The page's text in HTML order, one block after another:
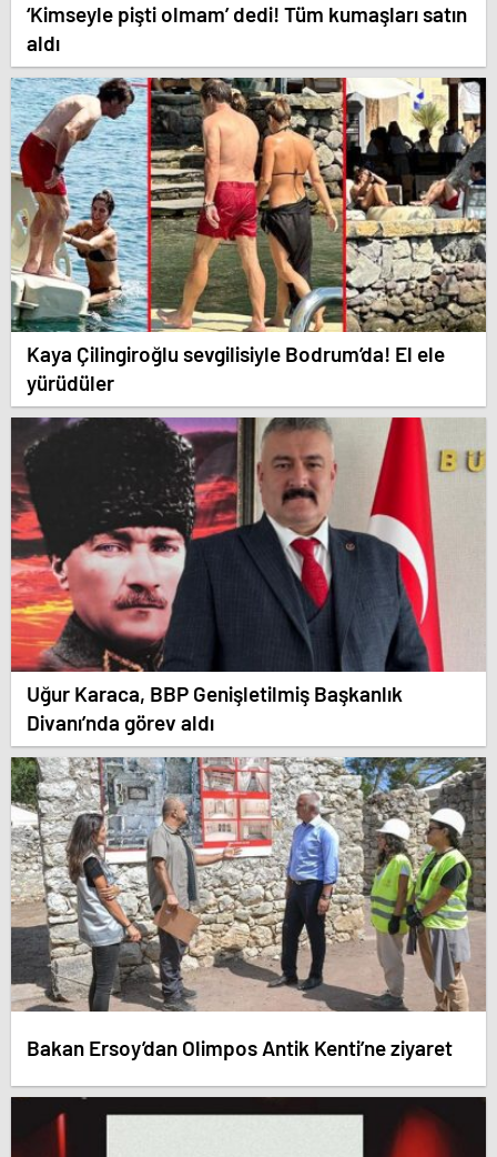
‘Kimseyle pişti olmam’ dedi! Tüm kumaşları satın
aldı
Kaya Çilingiroğlu sevgilisiyle Bodrum’da! El ele
yürüdüler
Uğur Karaca, BBP Genişletilmiş Başkanlık
Divanı’nda görev aldı
Bakan Ersoy’dan Olimpos Antik Kenti’ne ziyaret